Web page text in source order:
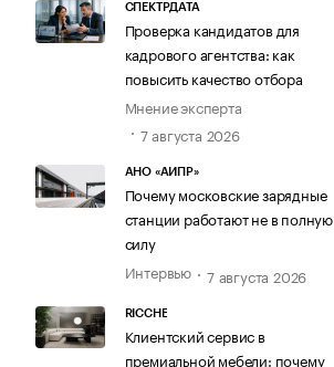
СПЕКТРДАТА
Проверка кандидатов для
кадрового агентства: как
повысить качество отбора
Мнение эксперта
7 августа 2026
АНО «АИПР»
Почему московские зарядные
станции работают не в полную
силу
Интервью
7 августа 2026
RICCHE
Клиентский сервис в
премиальной мебели: почему